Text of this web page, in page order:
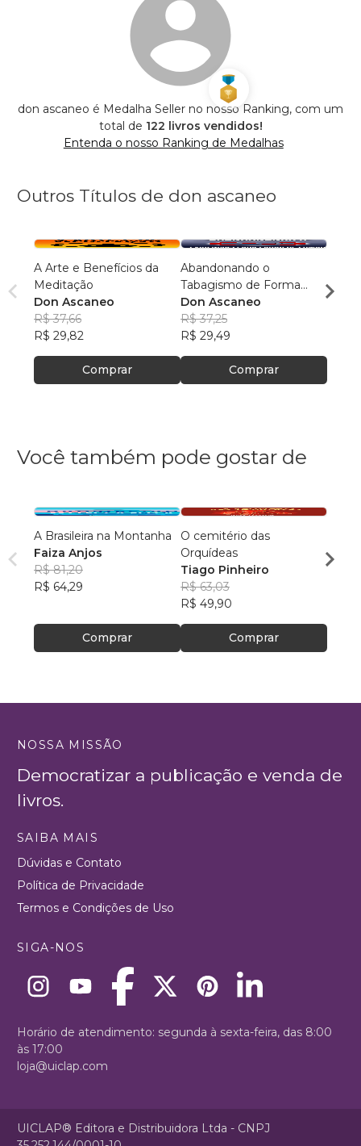
don ascaneo é Medalha Seller no nosso Ranking, com um
total de 122 livros vendidos!
Entenda o nosso Ranking de Medalhas
Outros Títulos de don ascaneo
A Arte e Benefícios da
Meditação
Don Ascaneo
R$ 37,66
R$ 29,82
Comprar
Abandonando o
Tabagismo de Forma
Definitiva
Don Ascaneo
R$ 37,25
R$ 29,49
Comprar
Don
Você também pode gostar de
A Brasileira na Montanha
Faiza Anjos
R$ 81,20
R$ 64,29
Comprar
O cemitério das
Orquídeas
Tiago Pinheiro
R$ 63,03
R$ 49,90
Comprar
NOSSA MISSÃO
Democratizar a publicação e venda de
livros.
SAIBA MAIS
Dúvidas e Contato
Política de Privacidade
Termos e Condições de Uso
SIGA-NOS
Horário de atendimento: segunda à sexta-feira, das 8:00
às 17:00
loja@uiclap.com
UICLAP® Editora e Distribuidora Ltda - CNPJ